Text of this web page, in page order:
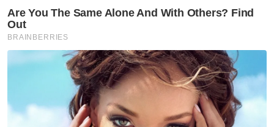
Bagaimanapun tidak dijelaskan tentang salah
laku yang didakwa tetapi dinyatakan tindakan
tersebut dibuat mengikut Perkara 10(1)(b)
Undang-Undang Tubuh Kerajaan Negeri
Sembilan 1959.
Sebelum itu kesemua Undang berkenaan
dilihat tiba di Balai Undang Sungei Ujong